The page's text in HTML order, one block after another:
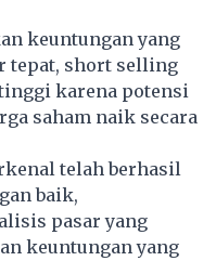
keuntungan yang
tepat, short selling
karena potensi
saham naik secara
telah berhasil
baik,
pasar yang
keuntungan yang